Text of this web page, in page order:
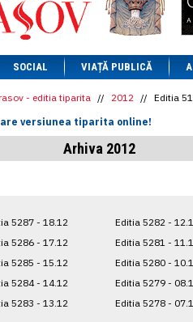
1 AED= 1.1933
1 AUD= 2.7957
1 BGN= 2.5449
1 CAD= 3.1559
1 CHF= 5.2813
1 CNY = 0.6015
1 DKK= 0.6668
1 EGP= 0.0860
1 HUF= 1.2223
1 MXN= 0.2227
1 NOK= 0.4191
1 RSD= 0.0425
1 RUB= 0.0530
SOCIAL VIAȚĂ PUBLICĂ
- editia tiparita // 2012 // Editia
versiunea tiparita online!
Arhiva 2012
5287 - 18.12
5286 - 17.12
5285 - 15.12
5284 - 14.12
5283 - 13.12
Editia 5282 -
Editia 5281 -
Editia 5280 -
Editia 5279 -
Editia 5278 -